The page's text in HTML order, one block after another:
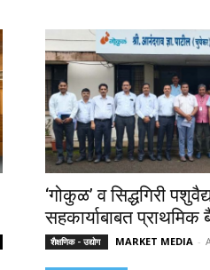
‘गोकुळ’ व सिद्धगिरी
सहकार्याबाबत
शैक्षणिक - उद्योग MARKET MEDIA -